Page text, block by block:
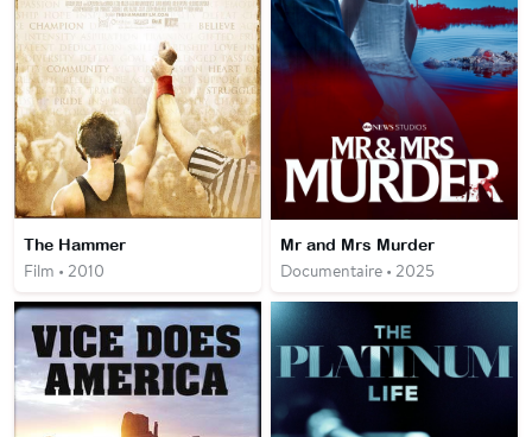
The Hammer
Film • 2010
Mr and Mrs Murder
Documentaire • 2025